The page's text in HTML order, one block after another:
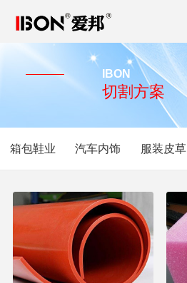
IBON
切割方案
箱包鞋业 汽车内饰 服装皮草